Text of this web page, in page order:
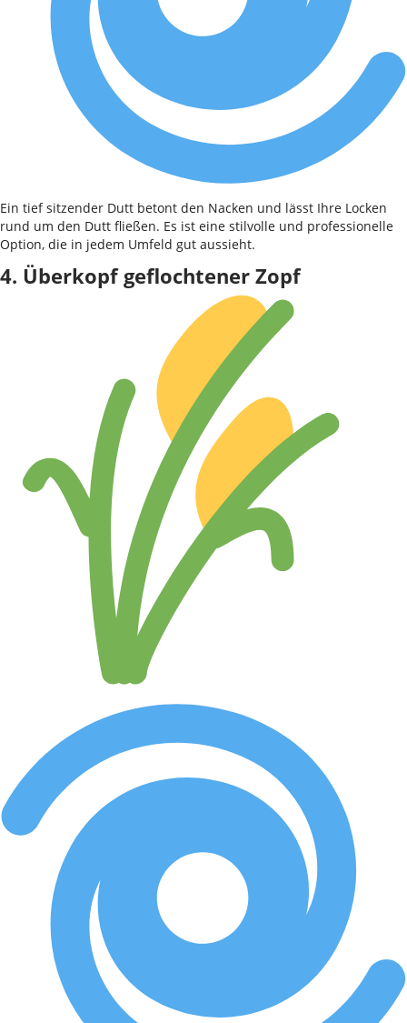
Ein tief sitzender Dutt betont den Nacken und lässt Ihre Locken
rund um den Dutt fließen. Es ist eine stilvolle und professionelle
Option, die in jedem Umfeld gut aussieht.
4. Überkopf geflochtener Zopf